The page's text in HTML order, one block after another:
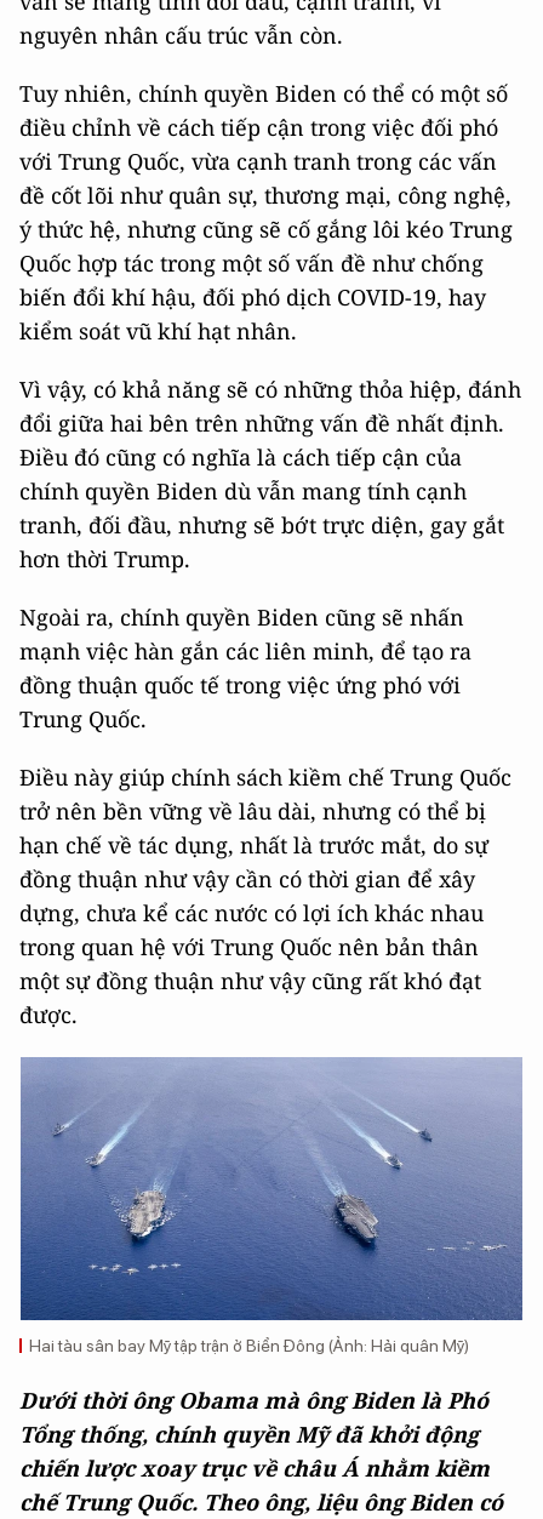
nguyên nhân cấu trúc vẫn còn.
Tuy nhiên, chính quyền Biden có thể có một số
điều chỉnh về cách tiếp cận trong việc đối phó
với Trung Quốc, vừa cạnh tranh trong các vấn
đề cốt lõi như quân sự, thương mại, công nghệ,
ý thức hệ, nhưng cũng sẽ cố gắng lôi kéo Trung
Quốc hợp tác trong một số vấn đề như chống
biến đổi khí hậu, đối phó dịch COVID-19, hay
kiểm soát vũ khí hạt nhân.
Vì vậy, có khả năng sẽ có những thỏa hiệp, đánh
đổi giữa hai bên trên những vấn đề nhất định.
Điều đó cũng có nghĩa là cách tiếp cận của
chính quyền Biden dù vẫn mang tính cạnh
tranh, đối đầu, nhưng sẽ bớt trực diện, gay gắt
hơn thời Trump.
Ngoài ra, chính quyền Biden cũng sẽ nhấn
mạnh việc hàn gắn các liên minh, để tạo ra
đồng thuận quốc tế trong việc ứng phó với
Trung Quốc.
Điều này giúp chính sách kiềm chế Trung Quốc
trở nên bền vững về lâu dài, nhưng có thể bị
hạn chế về tác dụng, nhất là trước mắt, do sự
đồng thuận như vậy cần có thời gian để xây
dựng, chưa kể các nước có lợi ích khác nhau
trong quan hệ với Trung Quốc nên bản thân
một sự đồng thuận như vậy cũng rất khó đạt
được.
Hai tàu sân bay Mỹ tập trận ở Biển Đông (Ảnh: Hải quân Mỹ)
Dưới thời ông Obama mà ông Biden là Phó
Tổng thống, chính quyền Mỹ đã khởi động
chiến lược xoay trục về châu Á nhằm kiềm
chế Trung Quốc. Theo ông, liệu ông Biden có